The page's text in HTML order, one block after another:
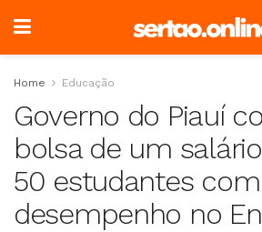
Home Educação
Governo do Piauí
bolsa de um
50 estudantes
desempenho no